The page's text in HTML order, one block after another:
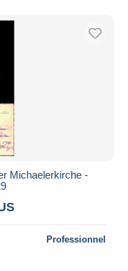
Michaelerkirche -
Professionnel